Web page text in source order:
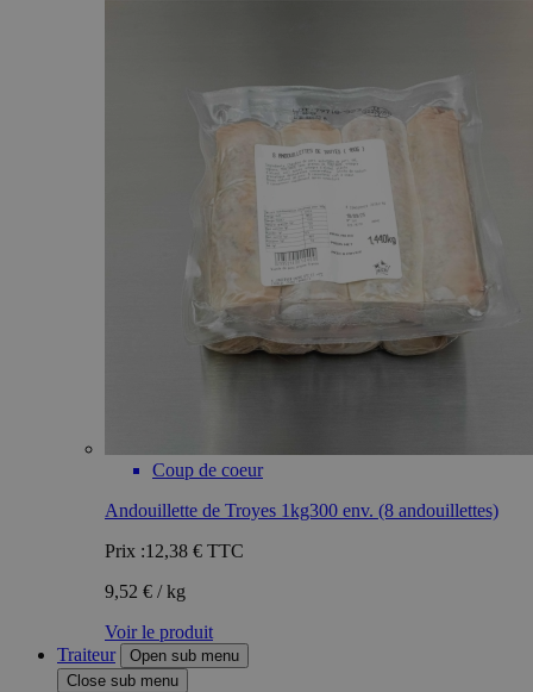
Coup de coeur
Andouillette de Troyes 1kg300 env. (8 andouillettes)
Prix :12,38 € TTC
9,52 € / kg
Voir le produit
Traiteur
Open sub menu
Close sub menu